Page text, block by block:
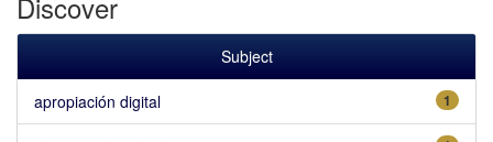
Subject
1
apropiación digital